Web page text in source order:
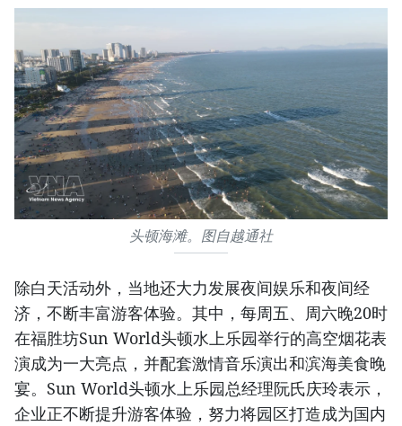
头顿海滩。图自越通社
除白天活动外，当地还大力发展夜间娱乐和夜间经
济，不断丰富游客体验。其中，每周五、周六晚20时
在福胜坊Sun World头顿水上乐园举行的高空烟花表
演成为一大亮点，并配套激情音乐演出和滨海美食晚
宴。Sun World头顿水上乐园总经理阮氏庆玲表示，
企业正不断提升游客体验，努力将园区打造成为国内